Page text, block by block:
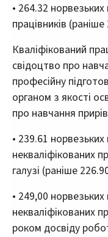
• 264.32
працівників
Кваліфікований
свідоцтво про
професійну
органом з якості
про навчання
• 239.61
некваліфікованих
галузі (раніше
• 249,00
некваліфікованих
роком досвіду